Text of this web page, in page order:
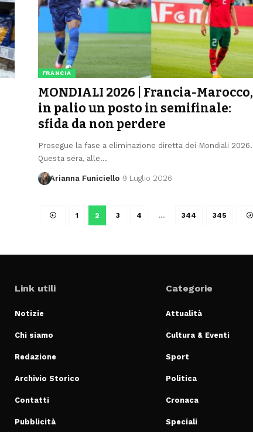
FRANCIA
MONDIALI 2026 | Francia-Marocco,
in palio un posto in semifinale:
sfida da non perdere
Prosegue la fase a eliminazione diretta dei Mondiali 2026.
Questa sera, alle…
Arianna Funiciello 9 Luglio 2026
1 2 3 4 … 344 345
Link utili
Notizie
Chi siamo
Redazione
Archivio Storico
Contatti
Pubblicità
Categorie
Attualità
Cultura & Eventi
Sport
Politica
Cronaca
Speciali